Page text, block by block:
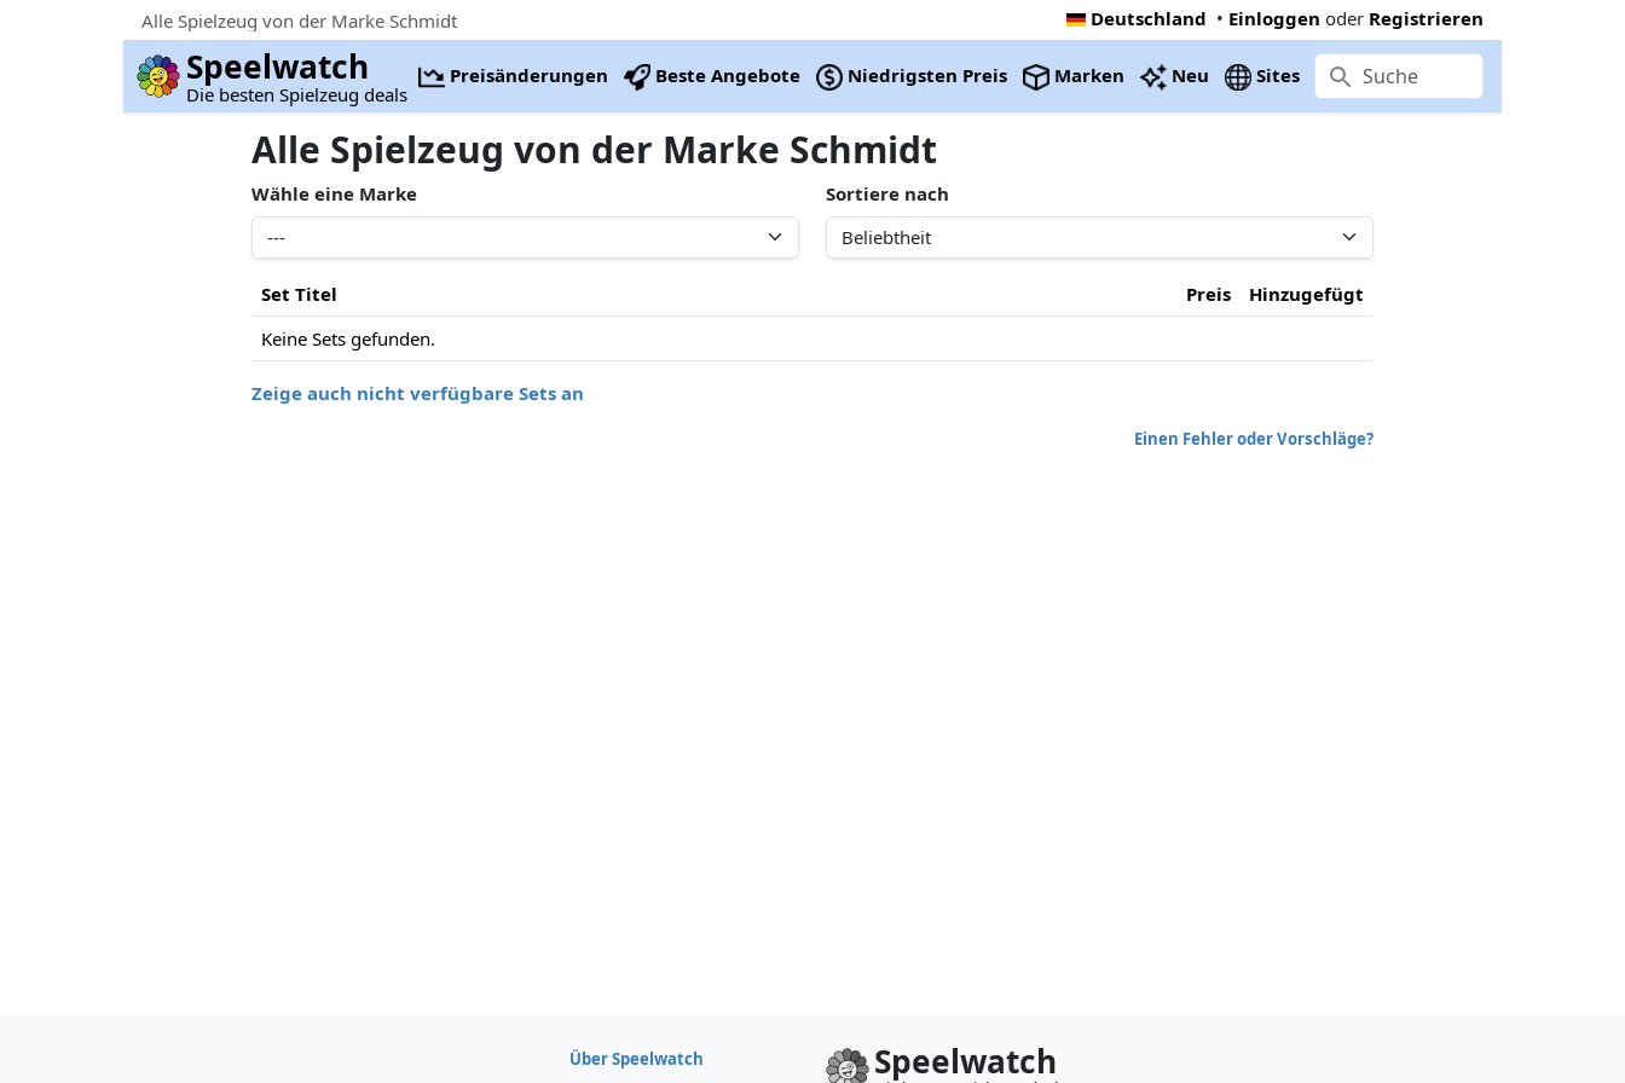
Alle Spielzeug von der Marke Schmidt Deutschland • Einloggen oder Registrieren
Speelwatch
Die besten Spielzeug deals
Preisänderungen Beste Angebote Niedrigsten Preis Marken Neu Sites
Alle Spielzeug von der Marke Schmidt
Wähle eine Marke Sortiere nach
Set Titel Preis
Hinzugefügt
Keine Sets gefunden.
Zeige auch nicht verfügbare Sets an
Einen Fehler oder Vorschläge?
Über Speelwatch
Speelwatch